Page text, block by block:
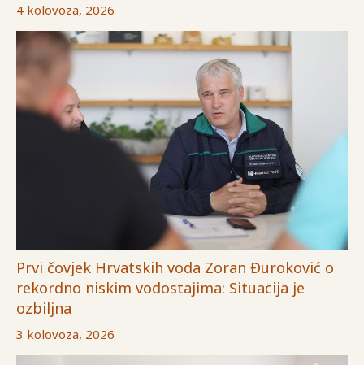
4 kolovoza, 2026
Prvi čovjek Hrvatskih voda Zoran Đuroković o
rekordno niskim vodostajima: Situacija je
ozbiljna
3 kolovoza, 2026